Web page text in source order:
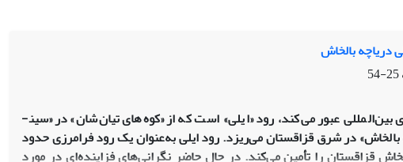
دریاچه بالخاش
25-54
عبور می‌کند، رود «ایلی» است که از «کوه‌های تیان‌شان» در «سین­
در شرق قزاقستان می‌ریزد. رود ایلی به‌عنوان یک رود فرامرزی حدود
قزاقستان را تأمین می‌کند. در حال حاضر نگرانی‌های فزاینده‌ای در مورد